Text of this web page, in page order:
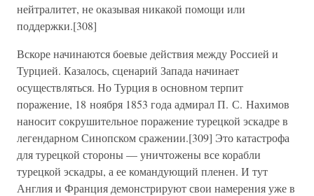
нейтралитет, не оказывая никакой помощи или
поддержки.[308]
Вскоре начинаются боевые действия между Россией и
Турцией. Казалось, сценарий Запада начинает
осуществляться. Но Турция в основном терпит
поражение, 18 ноября 1853 года адмирал П. С. Нахимов
наносит сокрушительное поражение турецкой эскадре в
легендарном Синопском сражении.[309] Это катастрофа
для турецкой стороны — уничтожены все корабли
турецкой эскадры, а ее командующий пленен. И тут
Англия и Франция демонстрируют свои намерения уже в